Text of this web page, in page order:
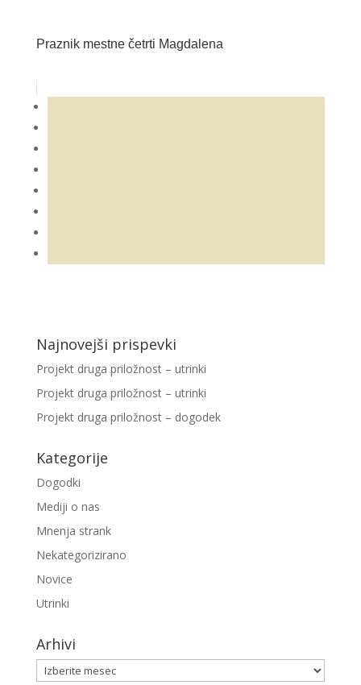
Praznik mestne četrti Magdalena
Najnovejši prispevki
Projekt druga priložnost – utrinki
Projekt druga priložnost – utrinki
Projekt druga priložnost – dogodek
Kategorije
Dogodki
Mediji o nas
Mnenja strank
Nekategorizirano
Novice
Utrinki
Arhivi
Arhivi